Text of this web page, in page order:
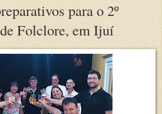
para o 2º
Folclore, em Ijuí